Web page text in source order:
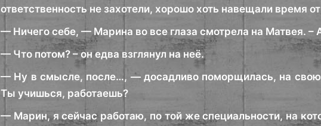
ответственность не захотели, хорошо хоть навещали время
— Ничего себе, — Марина во все глаза смотрела на Матвея. –
— Что потом? – он едва взглянул на неё.
— Ну в смысле, после…, — досадливо поморщилась, на
Ты учишься, работаешь?
— Марин, я сейчас работаю, по той же специальности, на